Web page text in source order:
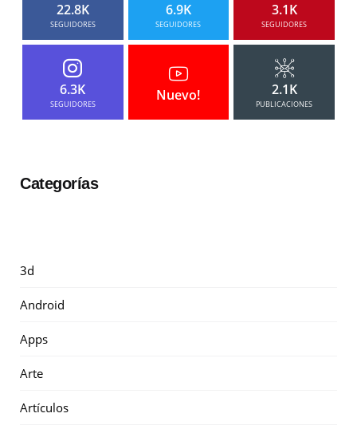
22.8K
SEGUIDORES
6.9K
SEGUIDORES
3.1K
SEGUIDORES
6.3K
SEGUIDORES
Nuevo! 2.1K
PUBLICACIONES
Categorías
3d
Android
Apps
Arte
Artículos